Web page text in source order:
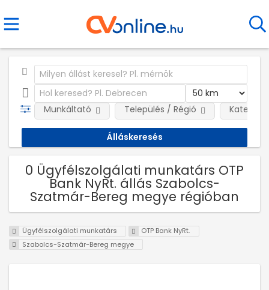
Munkáltató Település / Régió
0 Ügyfélszolgálati munkatárs OTP
Bank NyRt. állás Szabolcs-
Szatmár-Bereg megye régióban
Ügyfélszolgálati munkatárs
OTP Bank NyRt.
Szabolcs-Szatmár-Bereg megye